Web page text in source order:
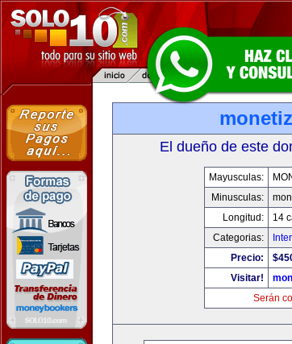
El dueño de este
Mayusculas:
Minusculas:
Longitud:
14
Categorias:
Precio:
Visitar!
Serán